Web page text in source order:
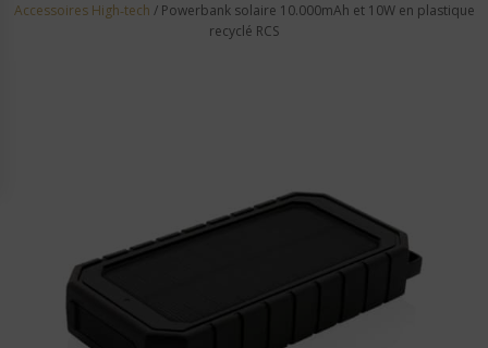
Accessoires High‑tech / Powerbank solaire 10.000mAh et 10W en plastique
recyclé RCS